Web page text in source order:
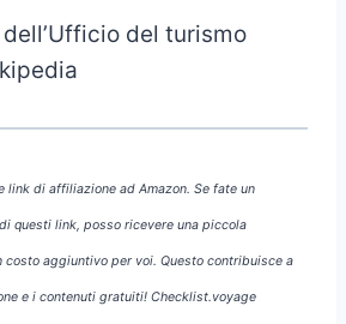
del turismo
link di affiliazione ad Amazon. Se fate un
questi link, posso ricevere una piccola
costo aggiuntivo per voi. Questo contribuisce a
e i contenuti gratuiti! Checklist.voyage